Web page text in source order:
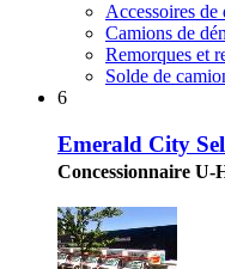
Accessoires de
Camions de
Remorques et
Solde de
6
Emerald City
Concessionnaire U-